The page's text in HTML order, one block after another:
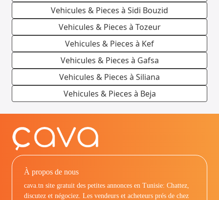
Vehicules & Pieces à Sidi Bouzid
Vehicules & Pieces à Tozeur
Vehicules & Pieces à Kef
Vehicules & Pieces à Gafsa
Vehicules & Pieces à Siliana
Vehicules & Pieces à Beja
À propos de nous
cava.tn site gratuit des petites annonces en Tunisie: Chattez,
discutez et négociez. Les vendeurs et acheteurs prés de chez